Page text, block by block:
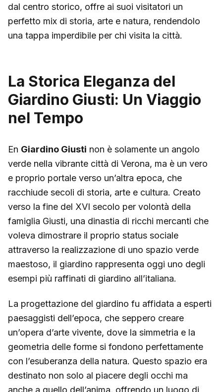
dal centro storico, offre ai suoi visitatori un
perfetto mix di storia, arte e natura, rendendolo
una tappa imperdibile per chi visita la città.
La Storica Eleganza del
Giardino Giusti: Un Viaggio
nel Tempo
En Giardino Giusti non è solamente un angolo
verde nella vibrante città di Verona, ma è un vero
e proprio portale verso un’altra epoca, che
racchiude secoli di storia, arte e cultura. Creato
verso la fine del XVI secolo per volontà della
famiglia Giusti, una dinastia di ricchi mercanti che
voleva dimostrare il proprio status sociale
attraverso la realizzazione di uno spazio verde
maestoso, il giardino rappresenta oggi uno degli
esempi più raffinati di giardino all’italiana.
La progettazione del giardino fu affidata a esperti
paesaggisti dell’epoca, che seppero creare
un’opera d’arte vivente, dove la simmetria e la
geometria delle forme si fondono perfettamente
con l’esuberanza della natura. Questo spazio era
destinato non solo al piacere degli occhi ma
anche a quello dell’anima, offrendo un luogo di